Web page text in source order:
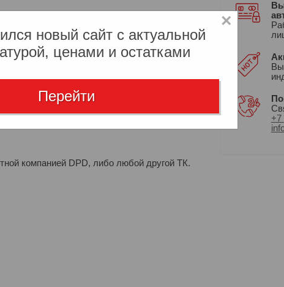
×
новый сайт с актуальной
ценами и остатками
Перейти
менеджер свяжется с вами для уточнения
на почту, которую вы указали
счета.
компанией DPD, либо любой другой ТК.
+7